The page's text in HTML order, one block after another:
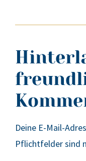
Deine E-Mail-
Pflichtfelder sind